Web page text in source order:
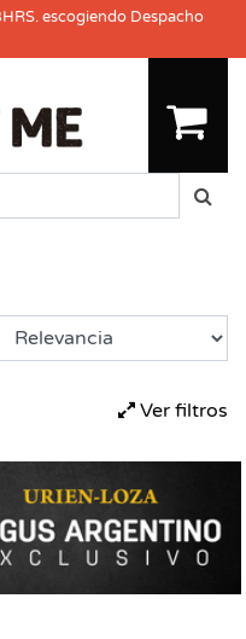
escogiendo Despacho
Ver filtros